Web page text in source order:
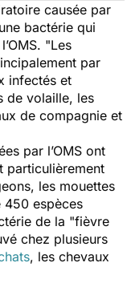
causée par
bactérie qui
"Les
par
infectés et
de volaille, les
de compagnie et
par l’OMS ont
particulièrement
les mouettes
450 espèces
de la "fièvre
chez plusieurs
, les chevaux